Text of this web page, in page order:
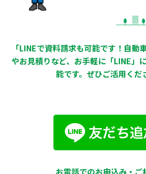
「LINEで資料請求も可能です！自動
やお見積りなど、お手軽に「LINE」
能です。ぜひご活用くだ
お電話でのお申込み・ご